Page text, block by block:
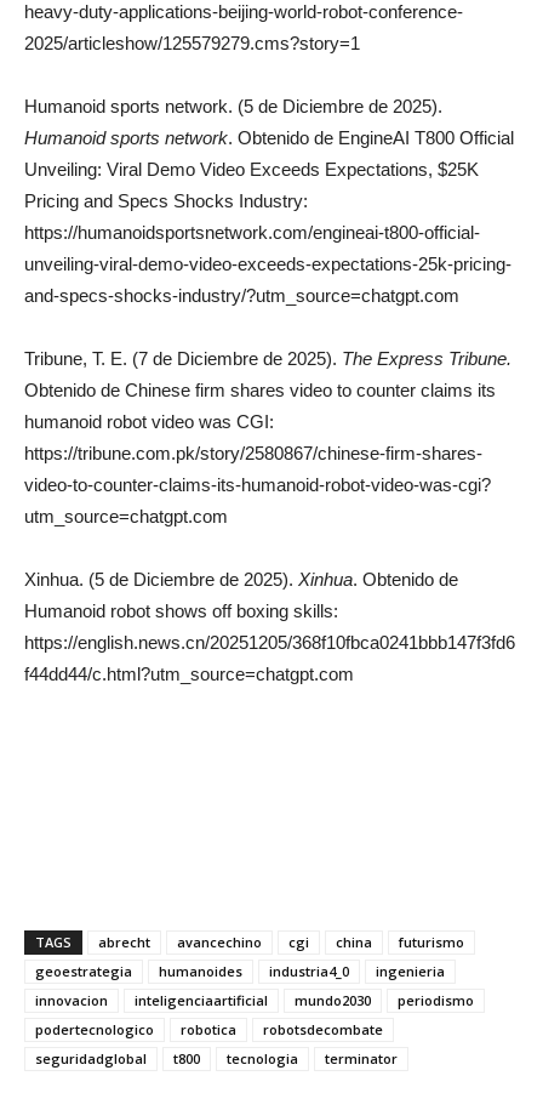
heavy-duty-applications-beijing-world-robot-conference-
2025/articleshow/125579279.cms?story=1
Humanoid sports network. (5 de Diciembre de 2025).
Humanoid sports network. Obtenido de EngineAI T800 Official
Unveiling: Viral Demo Video Exceeds Expectations, $25K
Pricing and Specs Shocks Industry:
https://humanoidsportsnetwork.com/engineai-t800-official-
unveiling-viral-demo-video-exceeds-expectations-25k-pricing-
and-specs-shocks-industry/?utm_source=chatgpt.com
Tribune, T. E. (7 de Diciembre de 2025). The Express Tribune.
Obtenido de Chinese firm shares video to counter claims its
humanoid robot video was CGI:
https://tribune.com.pk/story/2580867/chinese-firm-shares-
video-to-counter-claims-its-humanoid-robot-video-was-cgi?
utm_source=chatgpt.com
Xinhua. (5 de Diciembre de 2025). Xinhua. Obtenido de
Humanoid robot shows off boxing skills:
https://english.news.cn/20251205/368f10fbca0241bbb147f3fd6
f44dd44/c.html?utm_source=chatgpt.com
TAGS abrecht avancechino cgi china
futurismo
geoestrategia
humanoides industria4_0
ingenieria
innovacion
inteligenciaartificial mundo2030
periodismo
podertecnologico
robotica
robotsdecombate
seguridadglobal
t800 tecnologia terminator